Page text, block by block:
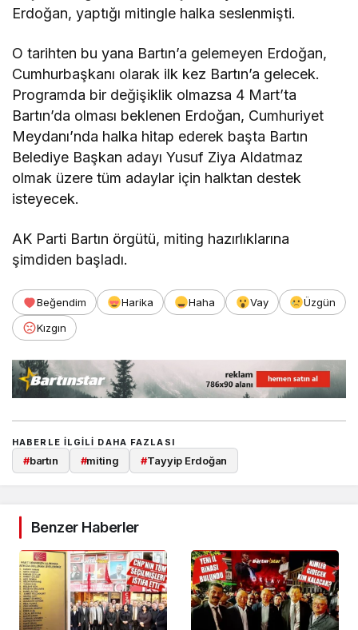
Erdoğan, yaptığı mitingle halka seslenmişti.
O tarihten bu yana Bartın’a gelemeyen Erdoğan,
Cumhurbaşkanı olarak ilk kez Bartın’a gelecek.
Programda bir değişiklik olmazsa 4 Mart’ta
Bartın’da olması beklenen Erdoğan, Cumhuriyet
Meydanı’nda halka hitap ederek başta Bartın
Belediye Başkan adayı Yusuf Ziya Aldatmaz
olmak üzere tüm adaylar için halktan destek
isteyecek.
AK Parti Bartın örgütü, miting hazırlıklarına
şimdiden başladı.
Beğendim Harika Haha Vay
Üzgün
Kızgın
HABERLE ILGILI DAHA FAZLASI
#bartın #miting #Tayyip Erdoğan
Benzer Haberler